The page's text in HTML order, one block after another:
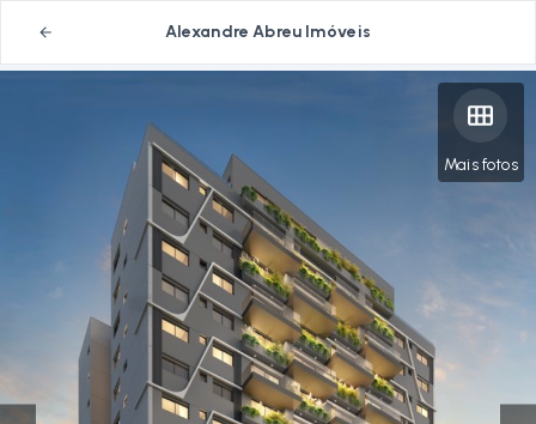
Alexandre Abreu Imóveis
Mais fotos